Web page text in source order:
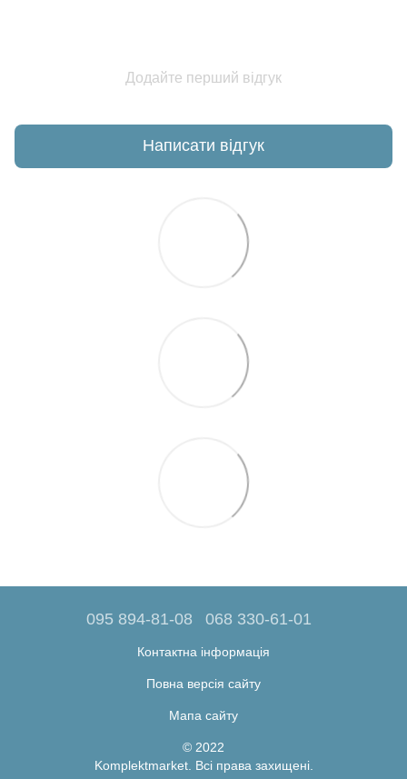
Додайте перший відгук
Написати відгук
095 894-81-08 068 330-61-01
Контактна інформація
Повна версія сайту
Мапа сайту
© 2022
Komplektmarket. Всі права захищені.